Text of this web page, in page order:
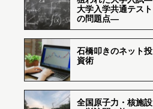
大学入学共通テスト
の問題点―
石橋叩きのネット投
資術
全国原子力・核施設